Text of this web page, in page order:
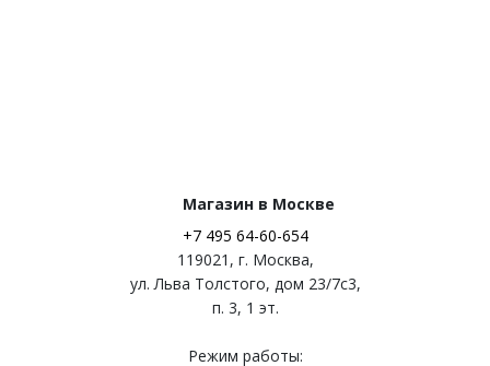
Магазин в Москве
+7 495 64-60-654
119021 , г. Москва,
ул. Льва Толстого, дом 23/7c3,
п. 3, 1 эт.
Режим работы: